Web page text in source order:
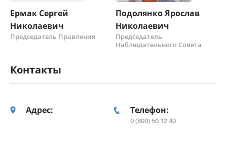
Ермак Сергей
Николаевич
Председатель Правления
Подолянко Ярослав
Николаевич
Председатель
Наблюдательного Совета
Контакты
Адрес: Телефон:
0 (800) 50 12 40